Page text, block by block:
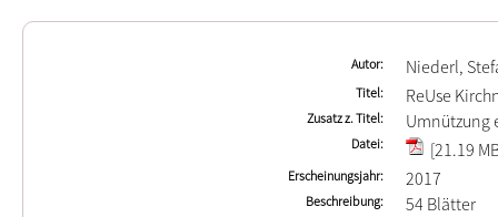
Autor Niederl,
Titel ReUse
Zusatz z. Titel Umnützung
Datei [21.19
Erscheinungsjahr 2017
Beschreibung 54 Blätter